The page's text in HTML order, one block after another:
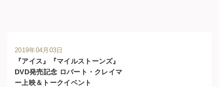
2019年04月03日
『アイス』『マイルストーンズ』
DVD発売記念 ロバート・クレイマ
ー上映＆トークイベント